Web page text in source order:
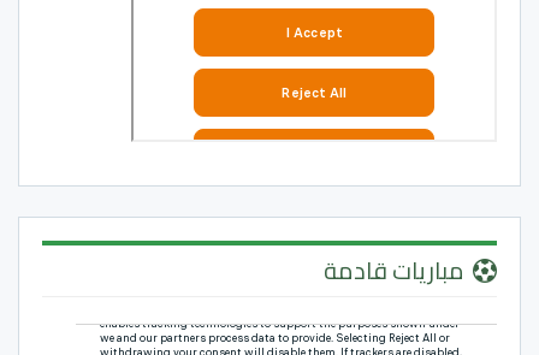
مباريات قادمة